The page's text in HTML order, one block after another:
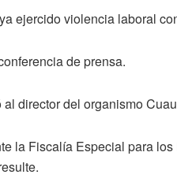
ejercido violencia laboral
de prensa.
al director del organismo
la Fiscalía Especial para